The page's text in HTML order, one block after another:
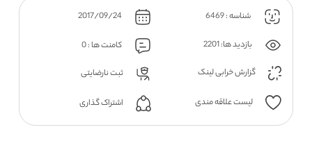
شناسه : 6469 2017/09/24
بازدید ها: 2201
کامنت ها : 0
گزارش خرابی لینک
ثبت نارضایتی
لیست علاقه مندی اشتراک گذاری